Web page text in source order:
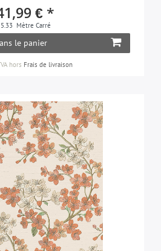
€ *
5.33 Mètre Carré
le panier
hors Frais de livraison